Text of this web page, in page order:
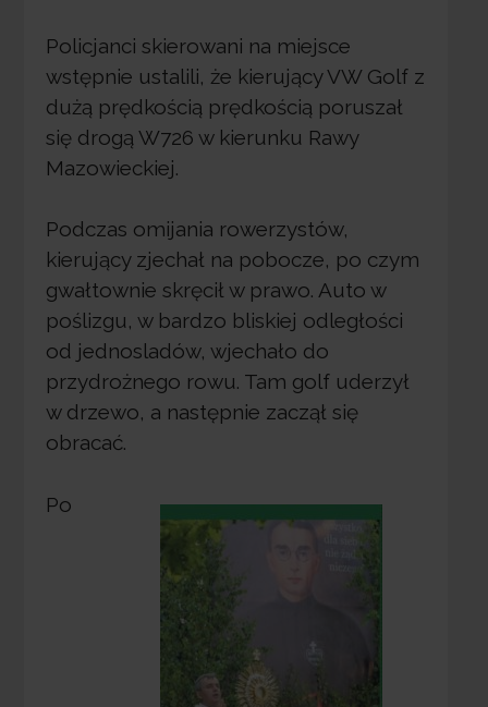
Policjanci skierowani na miejsce
wstępnie ustalili, że kierujący VW Golf z
dużą prędkością prędkością poruszał
się drogą W726 w kierunku Rawy
Mazowieckiej.
Podczas omijania rowerzystów,
kierujący zjechał na pobocze, po czym
gwałtownie skręcił w prawo. Auto w
poślizgu, w bardzo bliskiej odległości
od jednosladów, wjechało do
przydrożnego rowu. Tam golf uderzył
w drzewo, a następnie zaczął się
obracać.
Po